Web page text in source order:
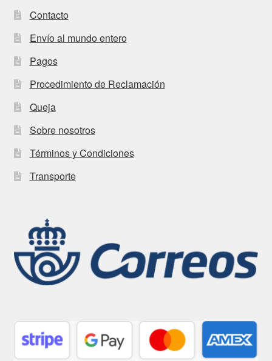
Contacto
Envío al mundo entero
Pagos
Procedimiento de Reclamación
Queja
Sobre nosotros
Términos y Condiciones
Transporte